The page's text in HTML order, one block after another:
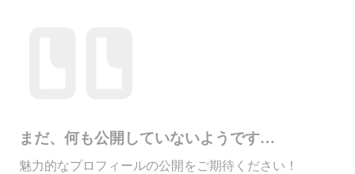
まだ、何も公開していないようです…
魅力的なプロフィールの公開をご期待ください！